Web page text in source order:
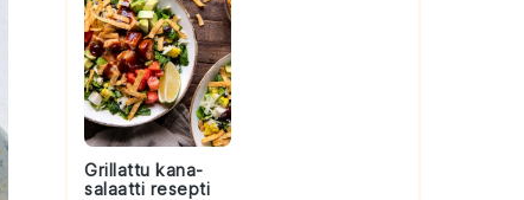
Grillattu kana-
salaatti resepti